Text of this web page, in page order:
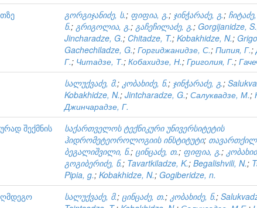
გორგიჯანიძე, ს.; ფიფია, გ.; ჯინჭარაძე, გ.;
ნ.; გრიგოლია, გ.; გაჩეჩილაძე, გ.; Gorgijanidze, S.
Jincharadze, G.; Chitadze, T.; Kobakhidze, N.;
Gachechiladze, G.; Горгиджанидзе, С.; Пипия, Г.;
Г.; Читадзе, Т.; Кобахидзе, Н.; Григолия, Г.;
სალუქვაძე, მ.; კობახიძე, ნ.; ჯინჭარაძე, გ.;
Kobakhidze, N.; Jintcharadze, G.; Салуквадзе, М.;
Джинчарадзе, Г.
შექმნის
საქართველოს ტექნიკური უნივერსიტეტის
ჰიდრომეტეოროლოგიის ინსტიტუტი;
ბეგალიშვილი, ნ.; ცინცაძე, თ.; ფიფია, გ.;
გოგიბერიძე, ნ.; Tavartkiladze, K.; Begalishvili, N.;
Pipia, g.; Kobakhidze, N.; Gogiberidze, n.
სალუქვაძე, მ.; ცინცაძე, თ.; კობახიძე, ნ.;